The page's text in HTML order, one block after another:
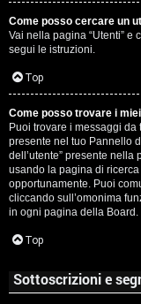
Come posso cercare un
Vai nella pagina “Utenti” e
segui le istruzioni.
Top
Come posso trovare i
Puoi trovare i messaggi da
presente nel tuo Pannello
dell’utente” presente
usando la pagina di
opportunamente. Puoi
cliccando sull’omonima
in ogni pagina della Board.
Top
Sottoscrizioni e